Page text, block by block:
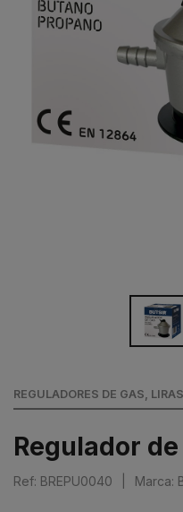
REGULADORES DE GAS,
Regulador de
Ref: BREPU0040 Marca: